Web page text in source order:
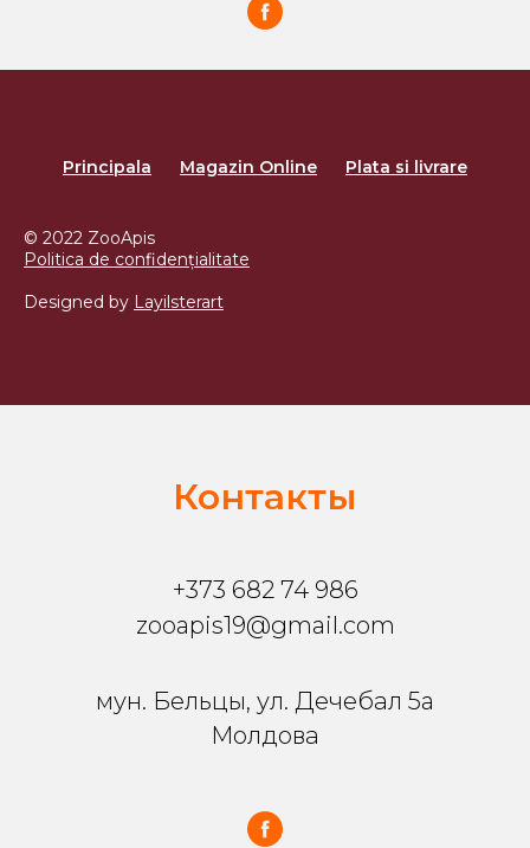
Principala Magazin Online Plata si livrare
© 2022 ZooApis
Politica de confidențialitate
Designed by Layilsterart
Контакты
+373 682 74 986
zooapis19@gmail.com
мун. Бельцы, ул. Дечебал 5a
Молдова